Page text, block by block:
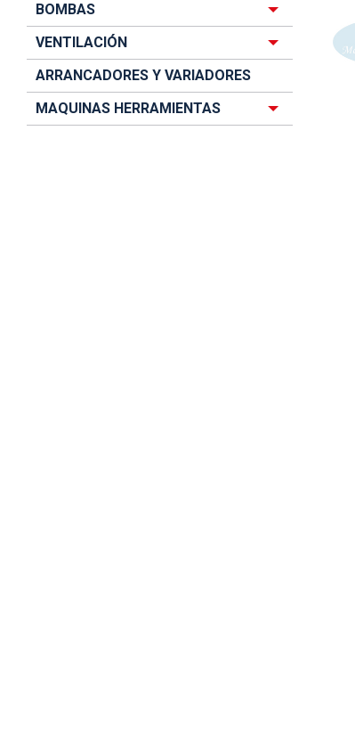
BOMBAS
VENTILACIÓN
ARRANCADORES Y VARIADORES
MAQUINAS HERRAMIENTAS